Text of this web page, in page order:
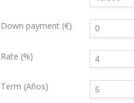
Down payment (€)
Rate (%)
Term (Años)